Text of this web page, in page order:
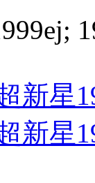
新星
新星